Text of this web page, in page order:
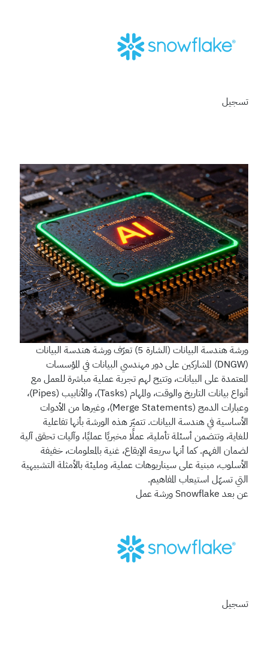
تسجيل
ورشة هندسة البيانات (الشارة 5)
تعرّف ورشة هندسة البيانات
(DNGW) المشاركين على دور مهندسي البيانات في المؤسسات
المعتمدة على البيانات، وتتيح لهم تجربة عملية مباشرة للعمل مع
أنواع بيانات التاريخ والوقت، والمهام (Tasks)، والأنابيب (Pipes)،
وعبارات الدمج (Merge Statements)، وغيرها من الأدوات
الأساسية في هندسة البيانات. تتميّز هذه الورشة بأنها تفاعلية
للغاية، وتتضمن أسئلة تأملية، عملًا مخبريًا عمليًا، وآليات تحقق آلية
لضمان الفهم. كما أنها سريعة الإيقاع، غنية بالمعلومات، خفيفة
الأسلوب، مبنية على سيناريوهات عملية، ومليئة بالأمثلة التشبيهية
التي تسهّل استيعاب المفاهيم.
عن بعد Snowflake ورشة عمل
تسجيل